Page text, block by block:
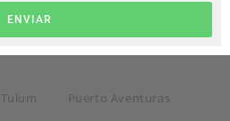
ENVIAR
Tulum
Puerto Aventuras